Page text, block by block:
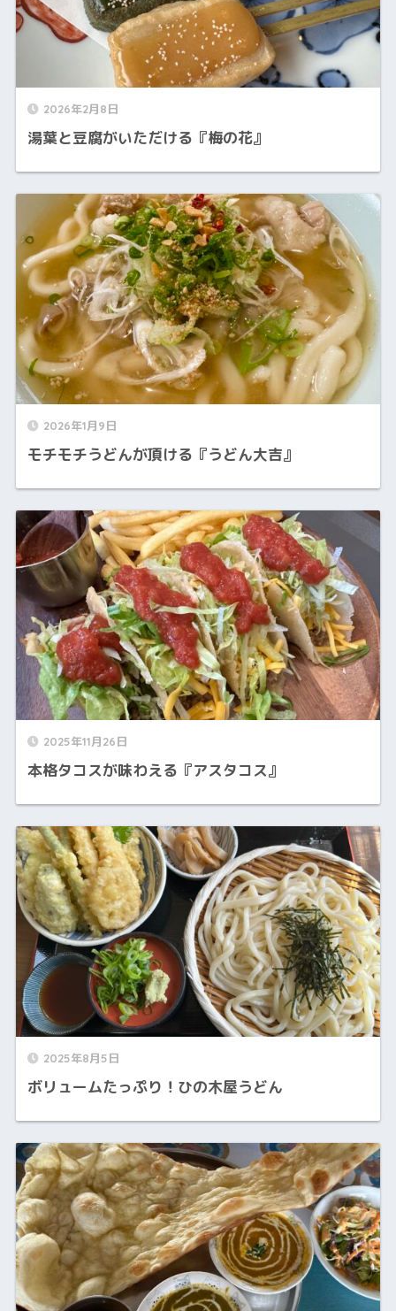
2026年2月8日
湯葉と豆腐がいただける『梅の花』
2026年1月9日
モチモチうどんが頂ける『うどん大吉』
2025年11月26日
本格タコスが味わえる『アスタコス』
2025年8月5日
ボリュームたっぷり！ひの木屋うどん